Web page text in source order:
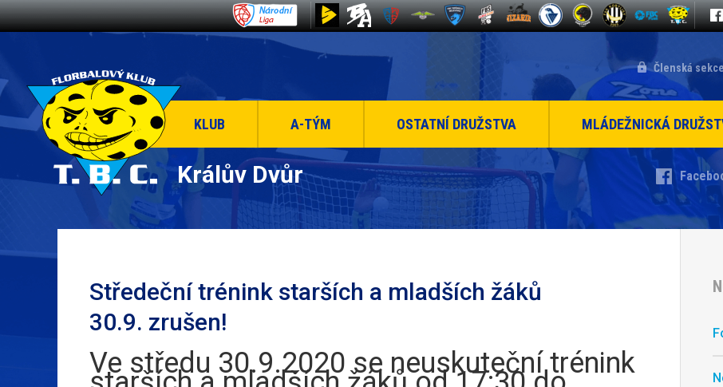
Členská sekce
KLUB A-TÝM OSTATNÍ DRUŽSTVA MLÁDEŽNICKÁ
Králův Dvůr
Středeční trénink starších a mladších žáků
30.9. zrušen!
Ve středu 30.9.2020 se neuskuteční trénink